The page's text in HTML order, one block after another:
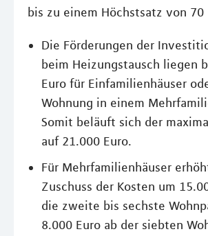
bis zu einem Höchstsatz von 70
Die Förderungen der
beim Heizungstausch liegen
Euro für Einfamilienhäuser
Wohnung in einem
Somit beläuft sich der
auf 21.000 Euro.
Für Mehrfamilienhäuser
Zuschuss der Kosten um
die zweite bis sechste
8.000 Euro ab der siebten